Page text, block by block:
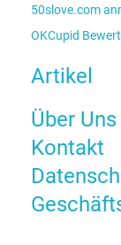
50slove.com
OKCupid
Artikel
Über Uns
Kontakt